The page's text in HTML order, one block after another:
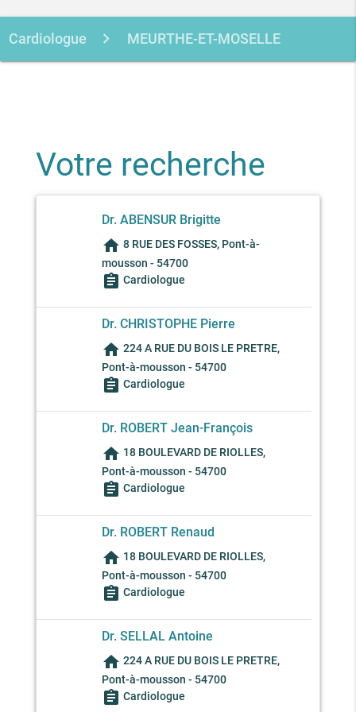
Cardiologue MEURTHE-ET-MOSELLE
Votre recherche
Dr. ABENSUR Brigitte
home 8 RUE DES FOSSES, Pont-à-
mousson - 54700
assignment Cardiologue
Dr. CHRISTOPHE Pierre
home 224 A RUE DU BOIS LE PRETRE,
Pont-à-mousson - 54700
assignment Cardiologue
Dr. ROBERT Jean-François
home 18 BOULEVARD DE RIOLLES,
Pont-à-mousson - 54700
assignment Cardiologue
Dr. ROBERT Renaud
home 18 BOULEVARD DE RIOLLES,
Pont-à-mousson - 54700
assignment Cardiologue
Dr. SELLAL Antoine
home 224 A RUE DU BOIS LE PRETRE,
Pont-à-mousson - 54700
assignment Cardiologue